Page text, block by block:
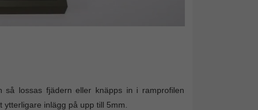
lossas fjädern eller knäpps in i ramprofilen
inlägg på upp till 5mm.